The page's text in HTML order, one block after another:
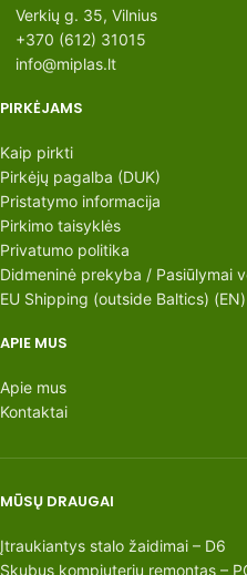
Verkių g. 35, Vilnius
+370 (612) 31015
info@miplas.lt
PIRKĖJAMS
Kaip pirkti
Pirkėjų pagalba (DUK)
Pristatymo informacija
Pirkimo taisyklės
Privatumo politika
Didmeninė prekyba / Pasiūlymai
EU Shipping (outside Baltics) (EN)
APIE MUS
Apie mus
Kontaktai
MŪSŲ DRAUGAI
Įtraukiantys stalo žaidimai – D6
Skubus kompiuterių remontas –